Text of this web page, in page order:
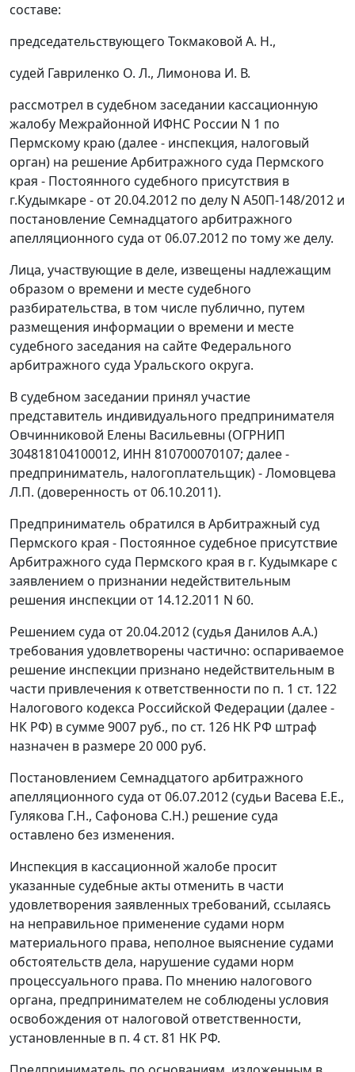
составе:
председательствующего Токмаковой А. Н.,
судей Гавриленко О. Л., Лимонова И. В.
рассмотрел в судебном заседании кассационную
жалобу Межрайонной ИФНС России N 1 по
Пермскому краю (далее - инспекция, налоговый
орган) на решение Арбитражного суда Пермского
края - Постоянного судебного присутствия в
г.Кудымкаре - от 20.04.2012 по делу N А50П-148/2012 и
постановление Семнадцатого арбитражного
апелляционного суда от 06.07.2012 по тому же делу.
Лица, участвующие в деле, извещены надлежащим
образом о времени и месте судебного
разбирательства, в том числе публично, путем
размещения информации о времени и месте
судебного заседания на сайтеФедерального
арбитражного суда Уральского округа.
В судебном заседании принял участие
представитель индивидуального предпринимателя
Овчинниковой Елены Васильевны (ОГРНИП
304818104100012, ИНН 810700070107; далее -
предприниматель, налогоплательщик) - Ломовцева
Л.П. (доверенность от 06.10.2011).
Предприниматель обратился в Арбитражный суд
Пермского края - Постоянное судебное присутствие
Арбитражного суда Пермского края в г. Кудымкаре с
заявлением о признании недействительным
решения инспекции от 14.12.2011 N 60.
Решением суда от 20.04.2012 (судья Данилов А.А.)
требования удовлетворены частично: оспариваемое
решение инспекции признано недействительным в
части привлечения к ответственности по п. 1 ст. 122
Налогового кодекса Российской Федерации (далее -
НК РФ) в сумме 9007 руб., по ст. 126 НК РФ штраф
назначен в размере 20 000 руб.
Постановлением Семнадцатого арбитражного
апелляционного суда от 06.07.2012 (судьи Васева Е.Е.,
Гулякова Г.Н., Сафонова С.Н.) решение суда
оставлено без изменения.
Инспекция в кассационной жалобе просит
указанные судебные акты отменить в части
удовлетворения заявленных требований, ссылаясь
на неправильное применение судами норм
материального права, неполное выяснение судами
обстоятельств дела, нарушение судами норм
процессуального права. По мнению налогового
органа, предпринимателем не соблюдены условия
освобождения от налоговой ответственности,
установленные в п. 4 ст. 81 НК РФ.